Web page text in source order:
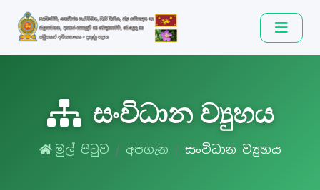
සංවිධාන ව්‍යුහය
මුල් පිටුව අපගැන සංවිධාන ව්‍යුහය